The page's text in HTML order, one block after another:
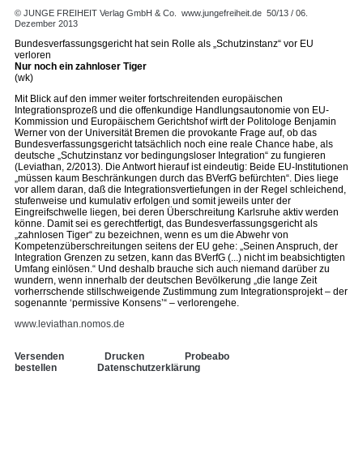
© JUNGE FREIHEIT Verlag GmbH & Co. www.jungefreiheit.de 50/13 / 06.
Dezember 2013
Bundesverfassungsgericht hat sein Rolle als „Schutzinstanz“ vor EU
verloren
Nur noch ein zahnloser Tiger
(wk)
Mit Blick auf den immer weiter fortschreitenden europäischen
Integrationsprozeß und die offenkundige Handlungsautonomie von EU-
Kommission und Europäischem Gerichtshof wirft der Politologe Benjamin
Werner von der Universität Bremen die provokante Frage auf, ob das
Bundesverfassungsgericht tatsächlich noch eine reale Chance habe, als
deutsche „Schutzinstanz vor bedingungsloser Integration“ zu fungieren
(Leviathan, 2/2013). Die Antwort hierauf ist eindeutig: Beide EU-Institutionen
„müssen kaum Beschränkungen durch das BVerfG befürchten“. Dies liege
vor allem daran, daß die Integrationsvertiefungen in der Regel schleichend,
stufenweise und kumulativ erfolgen und somit jeweils unter der
Eingreifschwelle liegen, bei deren Überschreitung Karlsruhe aktiv werden
könne. Damit sei es gerechtfertigt, das Bundesverfassungsgericht als
„zahnlosen Tiger“ zu bezeichnen, wenn es um die Abwehr von
Kompetenzüberschreitungen seitens der EU gehe: „Seinen Anspruch, der
Integration Grenzen zu setzen, kann das BVerfG (...) nicht im beabsichtigten
Umfang einlösen.“ Und deshalb brauche sich auch niemand darüber zu
wundern, wenn innerhalb der deutschen Bevölkerung „die lange Zeit
vorherrschende stillschweigende Zustimmung zum Integrationsprojekt – der
sogenannte ‘permissive Konsens’“ – verlorengehe.
www.leviathan.nomos.de
Versenden Drucken
Probeabo
bestellen
Datenschutzerklärung